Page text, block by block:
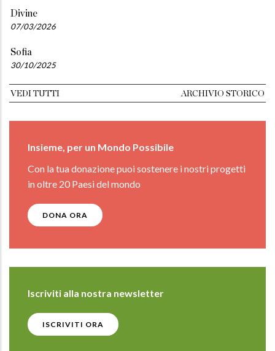
Divine
07/03/2026
Sofia
30/10/2025
VEDI TUTTI ARCHIVIO STORICO
Insieme, per un Mondo Possibile
Con la tua donazione puoi sostenere i nostri progetti
in oltre 20 Paesi del mondo
DONA ORA
Iscriviti alla nostra newsletter
ISCRIVITI ORA